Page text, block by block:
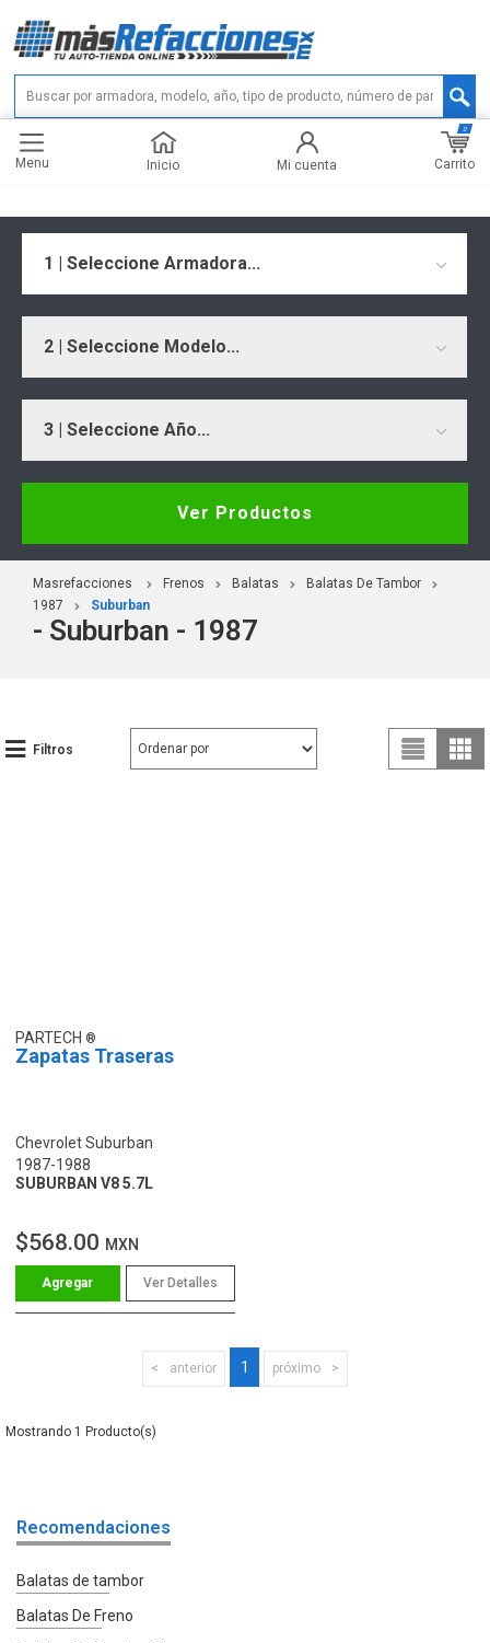
Menu Inicio Mi cuenta Carrito
0
1 | Seleccione Armadora...
2 | Seleccione Modelo...
3 | Seleccione Año...
Ver Productos
Masrefacciones Frenos Balatas
Balatas De Tambor
1987
Suburban
- Suburban - 1987
Filtros
PARTECH
Zapatas Traseras
Chevrolet Suburban
1987-1988
SUBURBAN V8 5.7L
$568.00 MXN
Ver Detalles
anterior 1 próximo
1
Recomendaciones
Balatas de tambor
Balatas De Freno